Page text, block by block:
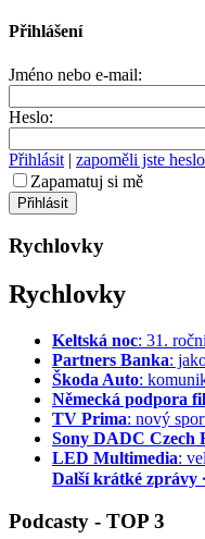
Přihlášení
Jméno nebo e-mail:
Heslo:
Přihlásit | zapoměli jste
Zapamatuj si mě
Rychlovky
Rychlovky
Keltská noc: 31.
Partners Banka:
Škoda Auto:
Německá podpora
TV Prima: nový
Sony DADC Czech
LED Multimedia:
Další krátké zprávy
Podcasty - TOP 3